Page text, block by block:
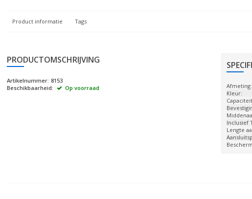
Product informatie Tags
PRODUCTOMSCHRIJVING
Artikelnummer: 8153
Beschikbaarheid:
Op voorraad Afmeting:
Kleur:
Inclusief
Lengte